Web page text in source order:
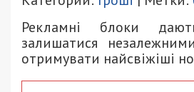
Рекламні блоки
залишатися
отримувати найсвіжіші